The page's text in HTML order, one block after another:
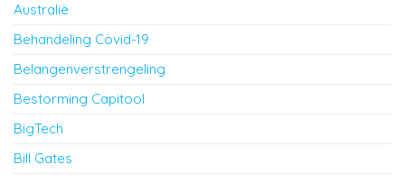
Australië
Behandeling Covid-19
Belangenverstrengeling
Bestorming Capitool
BigTech
Bill Gates